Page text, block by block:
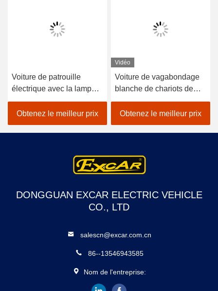
Voiture de patrouille
électrique avec la lampe
d'alarme
Obtenez le meilleur prix
Vidéo
Voiture de vagabondage
blanche de chariots de
golf de sécurité 2 Seater à
piles
Obtenez le meilleur prix
DONGGUAN EXCAR ELECTRIC VEHICLE
CO., LTD
salescn@excar.com.cn
86--13546943585
Nom de l'entreprise: